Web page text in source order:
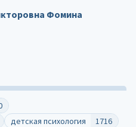
детская психология
1716
Фомина